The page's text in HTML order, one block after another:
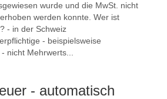
wurde und die MwSt. nicht
werden konnte. Wer ist
- in der Schweiz
- beispielsweise
nicht Mehrwerts...
- automatisch